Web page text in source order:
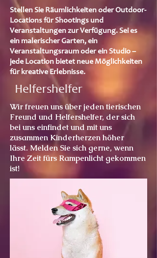
​Stellen Sie Räumlichkeiten oder Outdoor-
Locations für Shootings und
Veranstaltungen zur Verfügung. Sei es
ein malerischer Garten, ein
Veranstaltungsraum oder ein Studio –
jede Location bietet neue Möglichkeiten
für kreative Erlebnisse.
Helfershelfer
Wir freuen uns über jeden tierischen
Freund und Helfershelfer, der sich
bei uns einfindet und mit uns
zusammen Kinderherzen höher
lässt. Melden Sie sich gerne, wenn
Ihre Zeit fürs Rampenlicht gekommen
ist!